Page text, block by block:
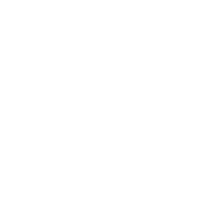
Органы управления и